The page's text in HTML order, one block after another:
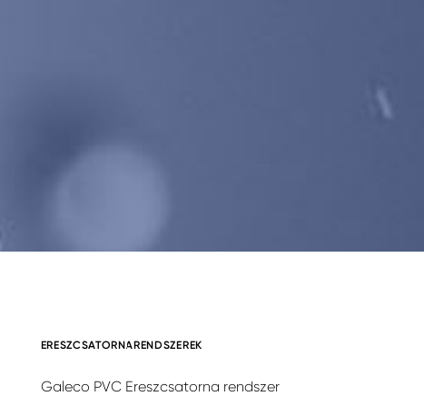
ERESZCSATORNARENDSZEREK
Galeco PVC Ereszcsatorna rendszer